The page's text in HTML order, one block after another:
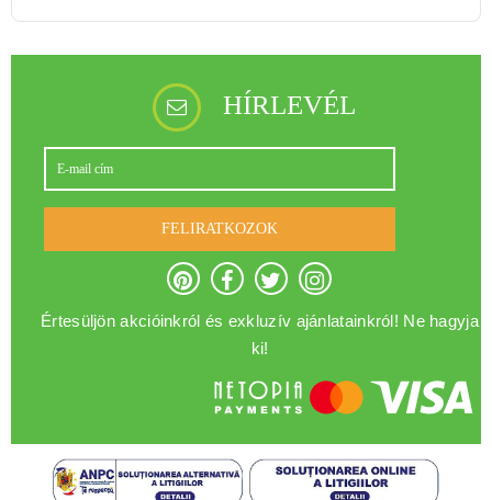
HÍRLEVÉL
FELIRATKOZOK
Értesüljön akcióinkról és exkluzív ajánlatainkról! Ne hagyja
ki!